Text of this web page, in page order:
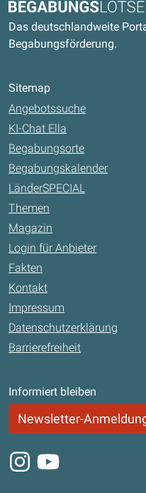
Begabungslotse
Das deutschlandweite
Begabungsförderung.
Sitemap
Angebotssuche
KI-Chat Ella
Begabungsorte
Begabungskalender
LänderSPECIAL
Themen
Magazin
Login für Anbieter
Fakten
Kontakt
Impressum
Datenschutzerklärung
Barrierefreiheit
Informiert bleiben
Newsletter-
Instagram
Youtube